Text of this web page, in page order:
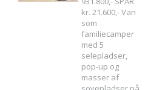
kr. 21.600,- Van
som
familiecamper
med 5
selepladser,
pop-up og
masser af